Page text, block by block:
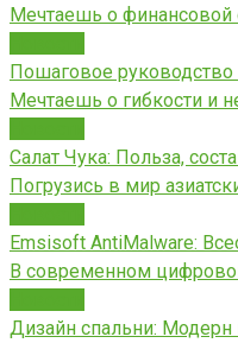
Мечтаешь о финансовой
Пошаговое
Мечтаешь о гибкости и
Салат Чука: Польза,
Погрузись в мир
Emsisoft AntiMalware:
В современном
Дизайн спальни: Модерн